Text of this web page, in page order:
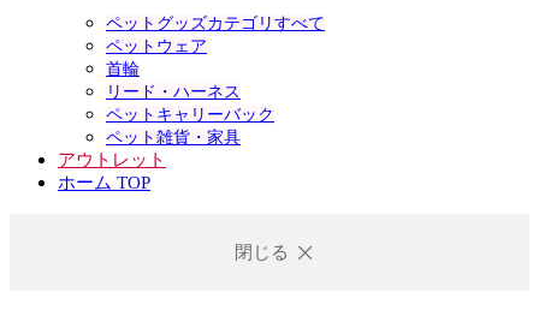
ペットグッズカテゴリすべて
ペットウェア
首輪
リード・ハーネス
ペットキャリーバック
ペット雑貨・家具
アウトレット
ホーム TOP
閉じる